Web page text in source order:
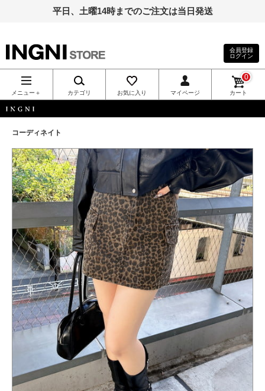
平日、土曜14時までのご注文は当日発送
INGNI（イン
グ）公式通
販｜INGNI
STORE
会員登録
ログイン
メニュー＋ カテゴリ お気に入り マイページ カート
0
コーディネイト